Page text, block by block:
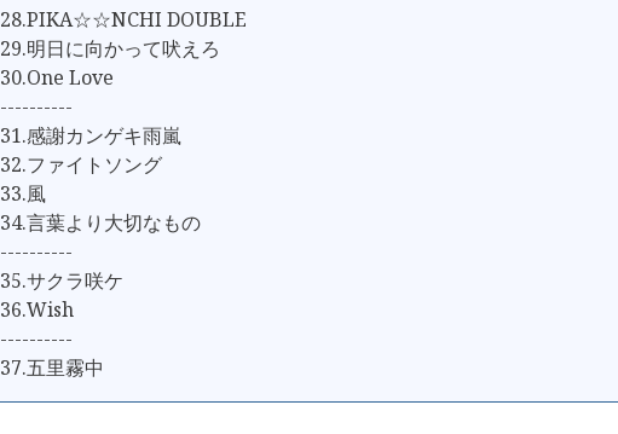
28.PIKA☆☆NCHI DOUBLE
29.明日に向かって吠えろ
30.One Love
----------
31.感謝カンゲキ雨嵐
32.ファイトソング
33.風
34.言葉より大切なもの
----------
35.サクラ咲ケ
36.Wish
----------
37.五里霧中